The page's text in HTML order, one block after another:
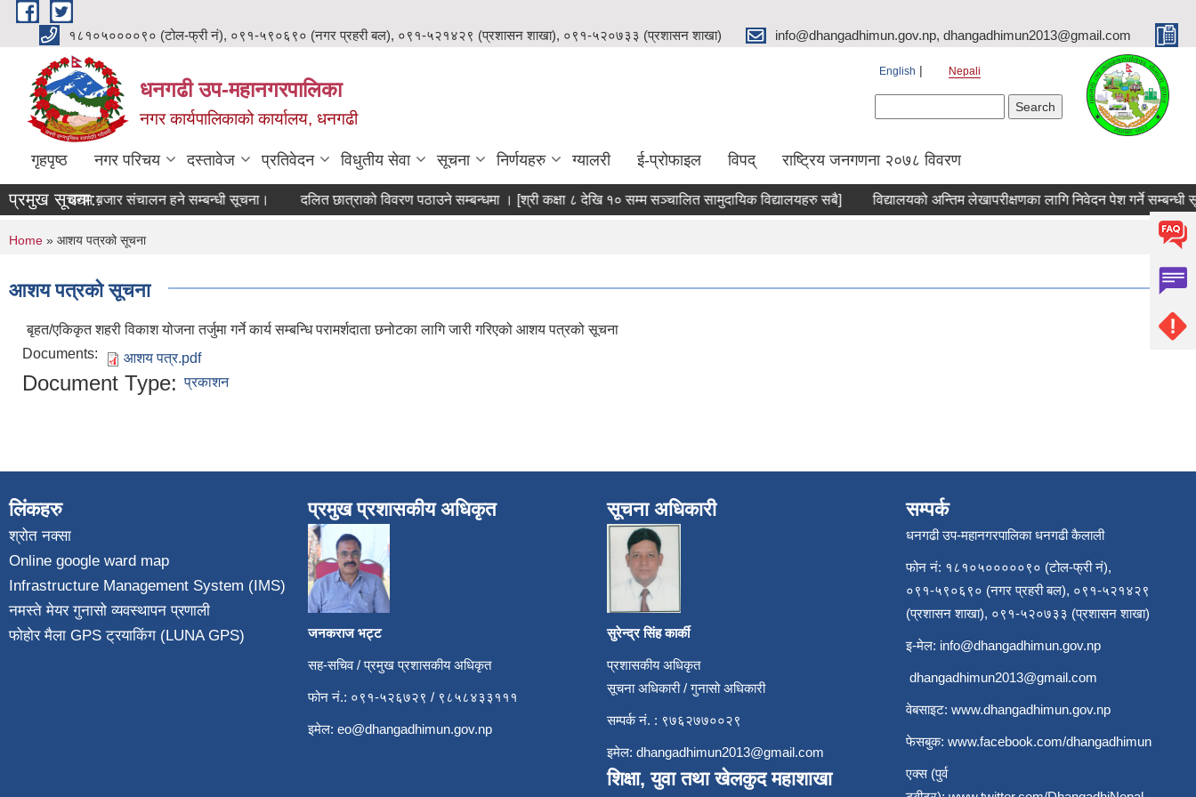
Skip to main content
१८१०५००००९० (टोल-फ्री नं), ०९१-५९०६९० (नगर प्रहरी बल), ०९१-५२१४२९ (प्रशासन शाखा), ०९१-५२०७३३ (प्रशासन शाखा) info@dhangadhimun.gov.np, dhangadhimun2013@gmail.com
धनगढी उप-महानगरपालिका
नगर कार्यपालिकाको कार्यालय, धनगढी
English Nepali
गृहपृष्ठ नगर परिचय दस्तावेज प्रतिवेदन विधुतीय सेवा सूचना निर्णयहरु ग्यालरी ई-प्रोफाइल विपद् राष्ट्रिय जनगणना २०७८ विवरण
प्रमुख सूचना::
महिला उद्यम बजार संचालन हने सम्बन्धी सूचना। दलित छात्राको विवरण पठाउने सम्बन्धमा । [श्री कक्षा ८ देखि १० सम्म सञ्चालित सामुदायिक विद्यालयहरु सबै] विद्यालयको अन्तिम लेखापरीक्षणका लागि निवेदन पेश गर्ने सम्बन्धी
You are here
Home » आशय पत्रको सूचना
आशय पत्रको सूचना
बृहत/एकिकृत शहरी विकाश योजना तर्जुमा गर्ने कार्य सम्बन्धि परामर्शदाता छनोटका लागि जारी गरिएको आशय पत्रको सूचना
Documents:
आशय पत्र.pdf
Document Type: प्रकाशन
लिंकहरु
श्रोत नक्सा
Online google ward map
Infrastructure Management System (IMS)
नमस्ते मेयर गुनासो व्यवस्थापन प्रणाली
फोहोर मैला GPS ट्रयाकिंग (LUNA GPS)
प्रमुख प्रशासकीय अधिकृत
जनकराज भट्ट
सह-सचिव / प्रमुख प्रशासकीय अधिकृत
फोन नं.: ०९१-५२६७२९ / ९८५८४३३१११
इमेल: eo@dhangadhimun.gov.np
सूचना अधिकारी
सुरेन्द्र सिंह कार्की
प्रशासकीय अधिकृत
सूचना अधिकारी / गुनासो अधिकारी
सम्पर्क नं. : ९७६२७७००२९
इमेल: dhangadhimun2013@gmail.com
शिक्षा, युवा तथा खेलकुद महाशाखा
सम्पर्क
धनगढी उप-महानगरपालिका धनगढी कैलाली
फोन नं: १८१०५०००००९० (टोल-फ्री नं),
०९१-५९०६९० (नगर प्रहरी बल), ०९१-५२१४२९
(प्रशासन शाखा), ०९१-५२०७३३ (प्रशासन शाखा)
इ-मेल: info@dhangadhimun.gov.np
dhangadhimun2013@gmail.com
वेबसाइट: www.dhangadhimun.gov.np
फेसबुक: www.facebook.com/dhangadhimun
एक्स (पुर्व